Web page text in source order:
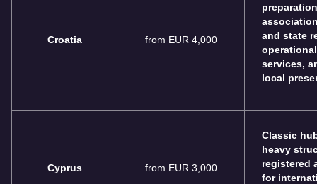
Croatia from EUR 4,000
and state
services,
local
Cyprus from EUR 3,000
Classic
heavy
registered
for